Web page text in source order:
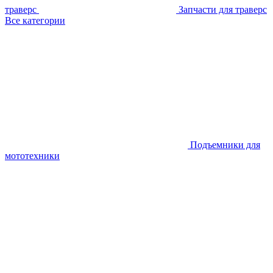
траверс
Запчасти для траверс
Все категории
Подъемники для
мототехники